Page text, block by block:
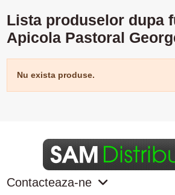
Lista produselor dupa
Apicola Pastoral
Nu exista produse.
Contacteaza-ne